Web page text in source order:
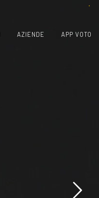
AZIENDE APP VOTO